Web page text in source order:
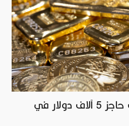
توقعات بكسر الذهب حاجز 5 آلاف دولار في